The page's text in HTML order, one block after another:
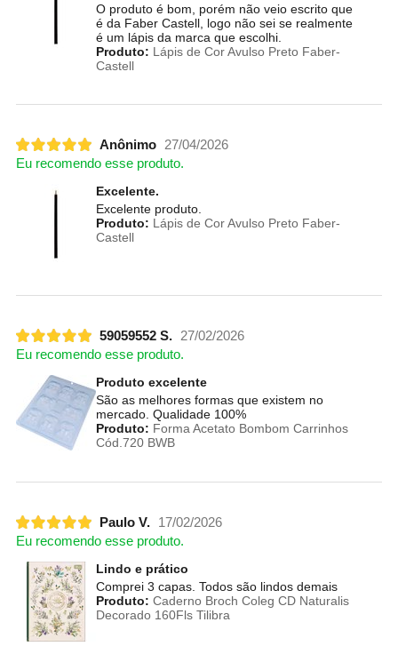
O produto é bom, porém não veio escrito que
é da Faber Castell, logo não sei se realmente
é um lápis da marca que escolhi.
Produto: Lápis de Cor Avulso Preto Faber-
Castell
Anônimo
27/04/2026
Eu recomendo esse produto.
Excelente.
Excelente produto.
Produto: Lápis de Cor Avulso Preto Faber-
Castell
59059552 S.
27/02/2026
Eu recomendo esse produto.
Produto excelente
São as melhores formas que existem no
mercado. Qualidade 100%
Produto: Forma Acetato Bombom Carrinhos
Cód.720 BWB
Paulo V.
17/02/2026
Eu recomendo esse produto.
Lindo e prático
Comprei 3 capas. Todos são lindos demais
Produto: Caderno Broch Coleg CD Naturalis
Decorado 160Fls Tilibra